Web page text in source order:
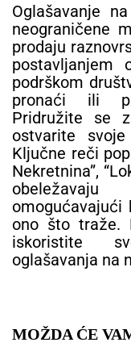
Oglašavanje
neograničene
prodaju
postavljanjem
podrškom
pronaći ili
Pridružite se
ostvarite
Ključne reči
Nekretnina”,
omogućavajući
ono što traže.
iskoristite
oglašavanja na
MOŽDA ĆE